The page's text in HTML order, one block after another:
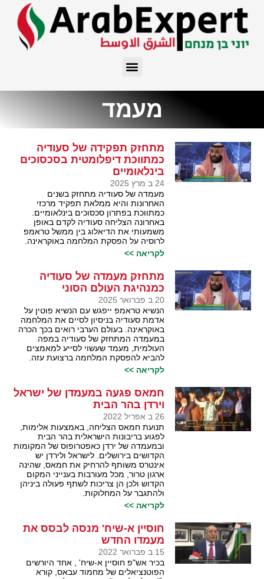
מעמד
מתחזק תפקידה של סעודיה
כמתווכת דיפלומטית בסכסוכים
בינלאומיים
24 ב מרץ 2025
מעמדה של סעודיה מתחזק בשנים
האחרונות והיא ממלאת תפקיד מרכזי
כמתווכת בפתרון סכסוכים בינלאומיים.
באחרונה הצליחה סעודיה לקדם באופן
משמעותי את הדיאלוג בין ממשל טראמפ
לרוסיה על הפסקת המלחמה באוקראינה.
לקריאה >>
מתחזק מעמדה של סעודיה
כמנהיגת העולם הסוני
20 ב פברואר 2025
הנשיא טראמפ ייפגש עם הנשיא פוטין על
אדמת סעודיה בניסיון לסיים את המלחמה
באוקראינה. בעולם הערבי רואים בכך הכרה
במעמדה המתחזק של סעודיה במפה
העולמית, מעמד שעשוי לסייע למאמצים
להביא להפסקת המלחמה ברצועת עזה.
לקריאה >>
חמאס פגעה במעמדן של ישראל
וירדן בהר הבית
26 ב אפריל 2022
תנועת חמאס הצליחה, באמצעות אלימות,
לפגוע בריבונות הישראלית בהר הבית
ובמעמדה של ירדן כאפטרופוס של המקומות
הקדושים בירושלים. לישראל ולירדן יש
אינטרס משותף להרחיק את חמאס, שהינה
ארגון טרור, מכל מעורבות בענייני המקום
הקדוש ולכן הן צריכות לשתף פעולה ביניהן
ולהתגבר על המחלוקות.
לקריאה >>
חוסיין א-שיח' מנסה לבסס את
מעמדו החדש
15 ב פברואר 2022
בכיר אש"פ חוסיין א-שיח' , אחד היורשים
הפוטנציאלים של מחמוד עבאס, קורא